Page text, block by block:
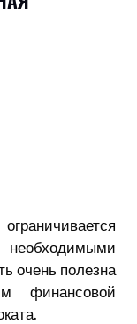
очень полезна
финансовой